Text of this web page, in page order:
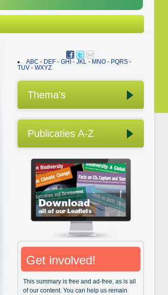
ABC - DEF - GHI - JKL - MNO - PQRS -
TUV - WXYZ
Thema's
Publicaties A-Z
Get involved!
This summary is free and ad-free, as is all
of our content. You can help us remain